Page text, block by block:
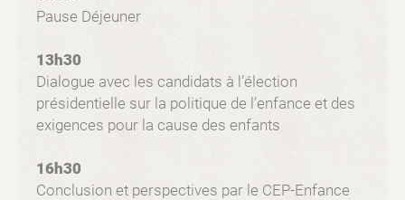
Pause Déjeuner
13h30
Dialogue avec les candidats à l’élection
présidentielle sur la politique de l’enfance et des
exigences pour la cause des enfants
16h30
Conclusion et perspectives par le CEP-Enfance